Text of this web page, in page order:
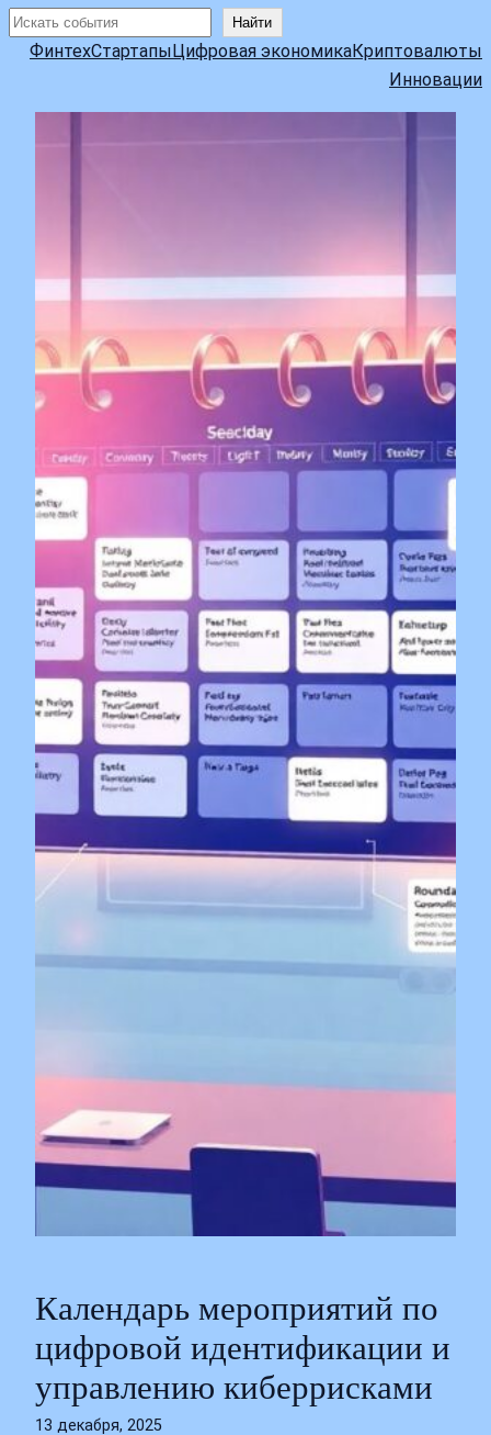
Поиск Найти
ФинтехСтартапыЦифровая экономикаКриптовалюты
Инновации
Календарь мероприятий по
цифровой идентификации и
управлению киберрисками
13 декабря, 2025